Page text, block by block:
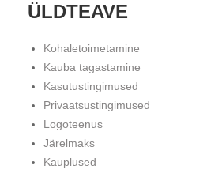
ÜLDTEAVE
Kohaletoimetamine
Kauba tagastamine
Kasutustingimused
Privaatsustingimused
Logoteenus
Järelmaks
Kauplused